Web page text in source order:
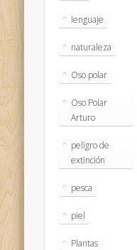
lenguaje
naturaleza
Oso polar
Oso Polar
Arturo
peligro de
extinción
pesca
piel
Plantas